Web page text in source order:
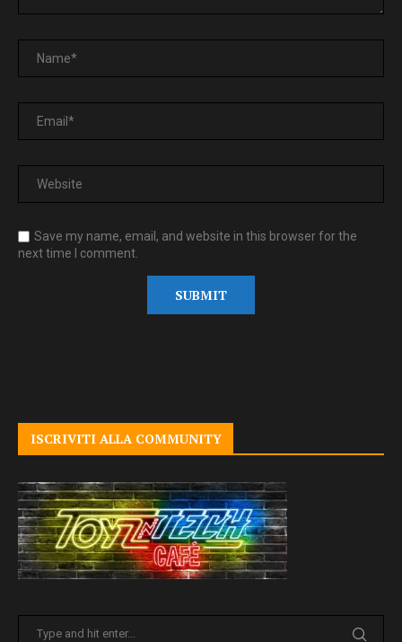
Save my name, email, and website in this browser for the
next time I comment.
ISCRIVITI ALLA COMMUNITY